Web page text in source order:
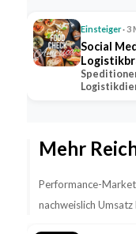
Einsteiger· 3
Social
Mehr
Performance-
nachweislich Umsatz